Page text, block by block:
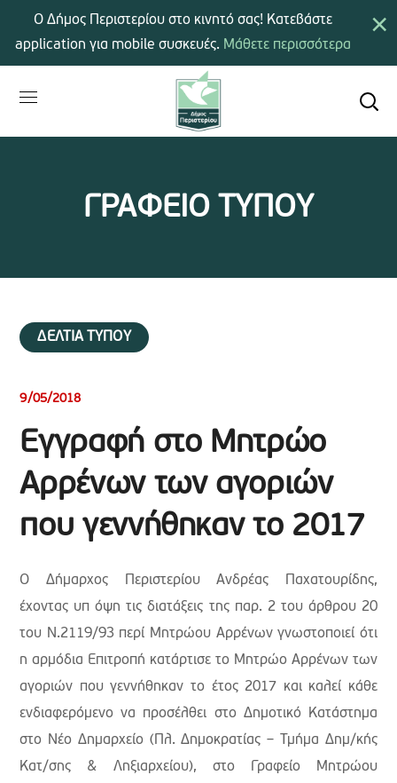
ΓΡΑΦΕΙΟ ΤΥΠΟΥ
ΔΕΛΤΙΑ ΤΥΠΟΥ
9/05/2018
Εγγραφή στο Μητρώο
Αρρένων των αγοριών
που γεννήθηκαν το 2017
Ο Δήμαρχος Περιστερίου Ανδρέας Παχατουρίδης,
έχοντας υπ όψη τις διατάξεις της παρ. 2 του άρθρου 20
του Ν.2119/93 περί Μητρώου Αρρένων γνωστοποιεί ότι
η αρμόδια Επιτροπή κατάρτισε το Μητρώο Αρρένων των
αγοριών που γεννήθηκαν το έτος 2017 και καλεί κάθε
ενδιαφερόμενο να προσέλθει στο Δημοτικό Κατάστημα
στο Νέο Δημαρχείο (Πλ. Δημοκρατίας – Τμήμα Δημ/κής
Κατ/σης & Ληξιαρχείου), στο Γραφείο Μητρώου
×
Ο Δήμος Περιστερίου στο κινητό σας! Κατεβάστε
application για mobile συσκευές. Μάθετε περισσότερα